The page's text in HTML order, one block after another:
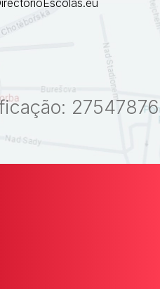
27547876